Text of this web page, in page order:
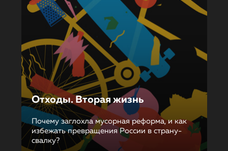
Отходы. Вторая жизнь
Почему заглохла мусорная реформа, и как
избежать превращения России в страну-
свалку?